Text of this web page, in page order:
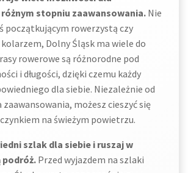
stopniu zaawansowania. Nie
początkującym rowerzystą czy
Dolny Śląsk ma wiele do
rowerowe są różnorodne pod
i długości, dzięki czemu każdy
dla siebie. Niezależnie od
możesz cieszyć się
na świeżym powietrzu.
szlak dla siebie i ruszaj w
podróż. Przed wyjazdem na szlaki